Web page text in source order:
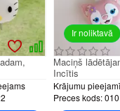
Ir noliktavā
Krājumu
Preces kods:
Maciņš
Incītis